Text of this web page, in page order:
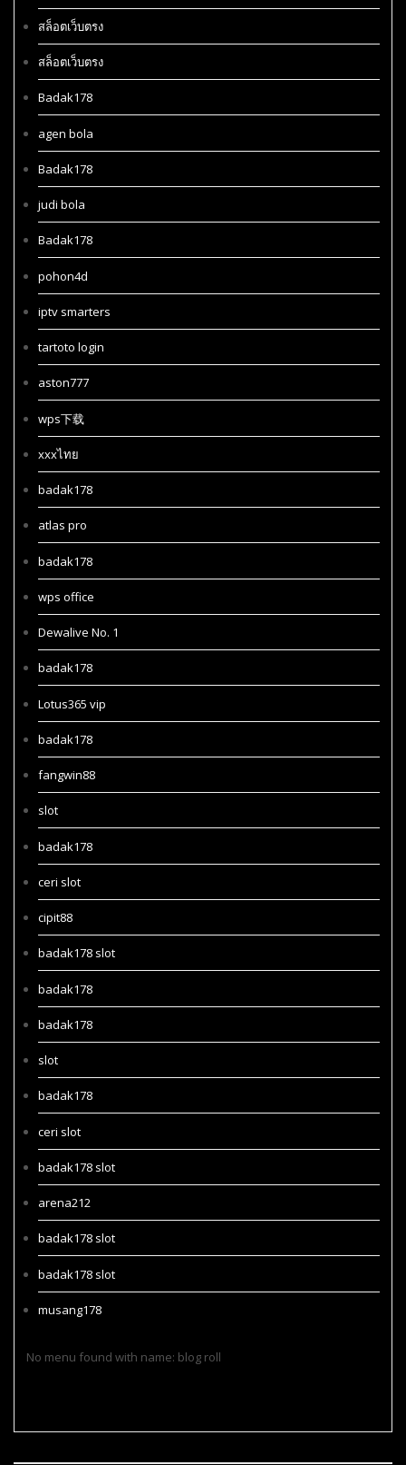
สล็อตเว็บตรง
สล็อตเว็บตรง
Badak178
agen bola
Badak178
judi bola
Badak178
pohon4d
iptv smarters
tartoto login
aston777
wps下载
xxxไทย
badak178
atlas pro
badak178
wps office
Dewalive No. 1
badak178
Lotus365 vip
badak178
fangwin88
slot
badak178
ceri slot
cipit88
badak178 slot
badak178
badak178
slot
badak178
ceri slot
badak178 slot
arena212
badak178 slot
badak178 slot
musang178
No menu found with name: blog roll